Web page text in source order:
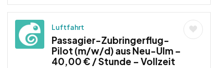
Luftfahrt
Passagier-Zubringerflug-
Pilot (m/w/d) aus Neu-Ulm –
40,00 € / Stunde – Vollzeit